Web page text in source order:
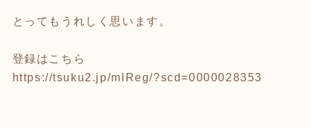
とってもうれしく思います。
登録はこちら
https://tsuku2.jp/mlReg/?scd=0000028353